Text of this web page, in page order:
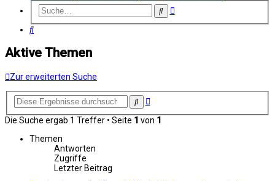
SucheErweiterte
Suche
Aktive Themen
Zur erweiterten Suche
SucheErweiterte
Die Suche ergab 1 Treffer • Seite 1 von 1
Themen
Antworten
Zugriffe
Letzter Beitrag